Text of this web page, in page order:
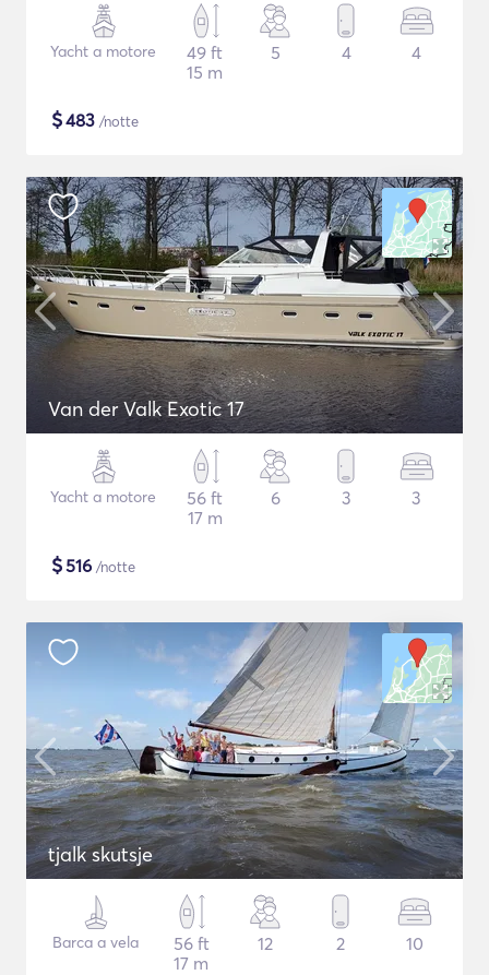
Yacht a motore
49 ft
15 m
5 4 4
$483 /notte
Van der Valk Exotic 17
Yacht a motore
56 ft
17 m
6 3 3
$516 /notte
tjalk skutsje
Barca a vela
56 ft
17 m
12 2 10